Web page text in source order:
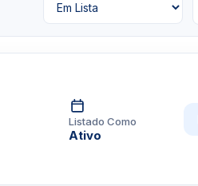
Listado Como
Ativo